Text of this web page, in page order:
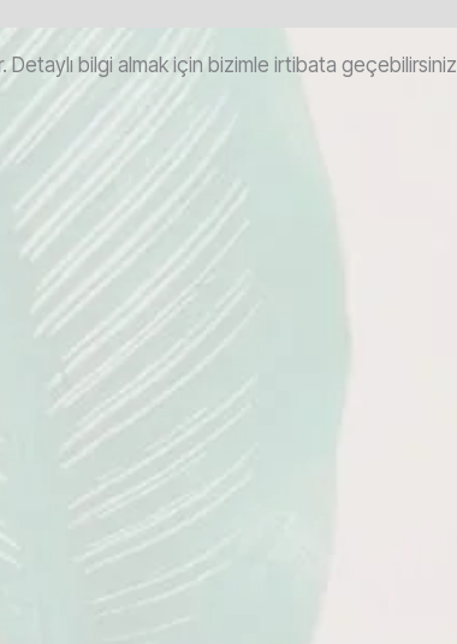
bilgi almak için bizimle irtibata geçebilirsiniz